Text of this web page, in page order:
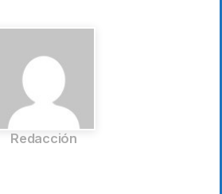
Redacción